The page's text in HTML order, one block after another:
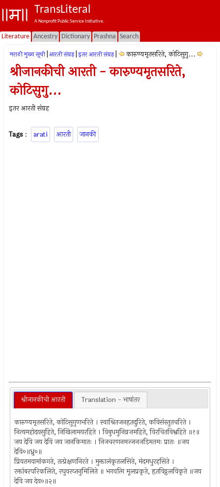
TransLiteral
A Nonprofit Public Service Initiative.
Literature Ancestry Dictionary Prashna Search
मराठी मुख्य सूची आरती संग्रह इतर आरती संग्रह कारुण्यमृतसरिते, कोटिसुगु...
श्रीजानकीची आरती - कारुण्यमृतसरिते,
कोटिसुगु...
इतर आरती संग्रह
Tags : arati आरती जानकी
श्रीजानकीची आरती Translation - भाषांतर
कारुण्यमृतसरिते, कोटिसुगुणभरिते । स्वाश्रितजनहृतदुरिते, कविसंस्तुतचरिते ।
नित्यमहोदयसुहिते, निखिलामयरहिते । विबुधमुनिव्रजमहिते, विरचितविश्वहिते ॥१॥
जय देवि जय देवि जय जानकिमातः । निजचरणनमज्जनजडिमतमः प्रातः ॥जय
देवि०॥ध्रु०॥
प्रियतमवामांकगते, तत्प्रेक्षणनिरते । मुक्तालंकृतलसिते, मंदमधुरहसिते ।
रक्तांबरपरिकलिते, रघुवरव्तनुमिलिते ॥ भगवत्गि मूलप्रकृते, हृतविठ्ठलविकृते ॥जय
देवि जय देव०॥२॥